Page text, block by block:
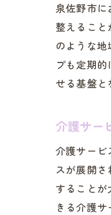
泉佐野市
整えるこ
のような
プも定期
せる基盤と
介護サー
介護サービ
スが展開
すること
きる介護